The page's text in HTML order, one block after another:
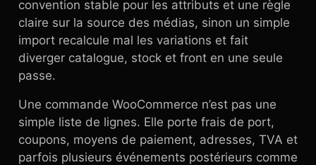
convention stable pour les attributs et une règle
claire sur la source des médias, sinon un simple
import recalcule mal les variations et fait
diverger catalogue, stock et front en une seule
passe.
Une commande WooCommerce n’est pas une
simple liste de lignes. Elle porte frais de port,
coupons, moyens de paiement, adresses, TVA et
parfois plusieurs événements postérieurs comme